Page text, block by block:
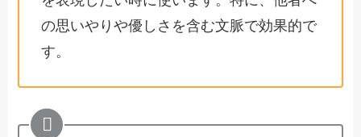
の思いやりや優しさを含む文脈で効果的で
す。